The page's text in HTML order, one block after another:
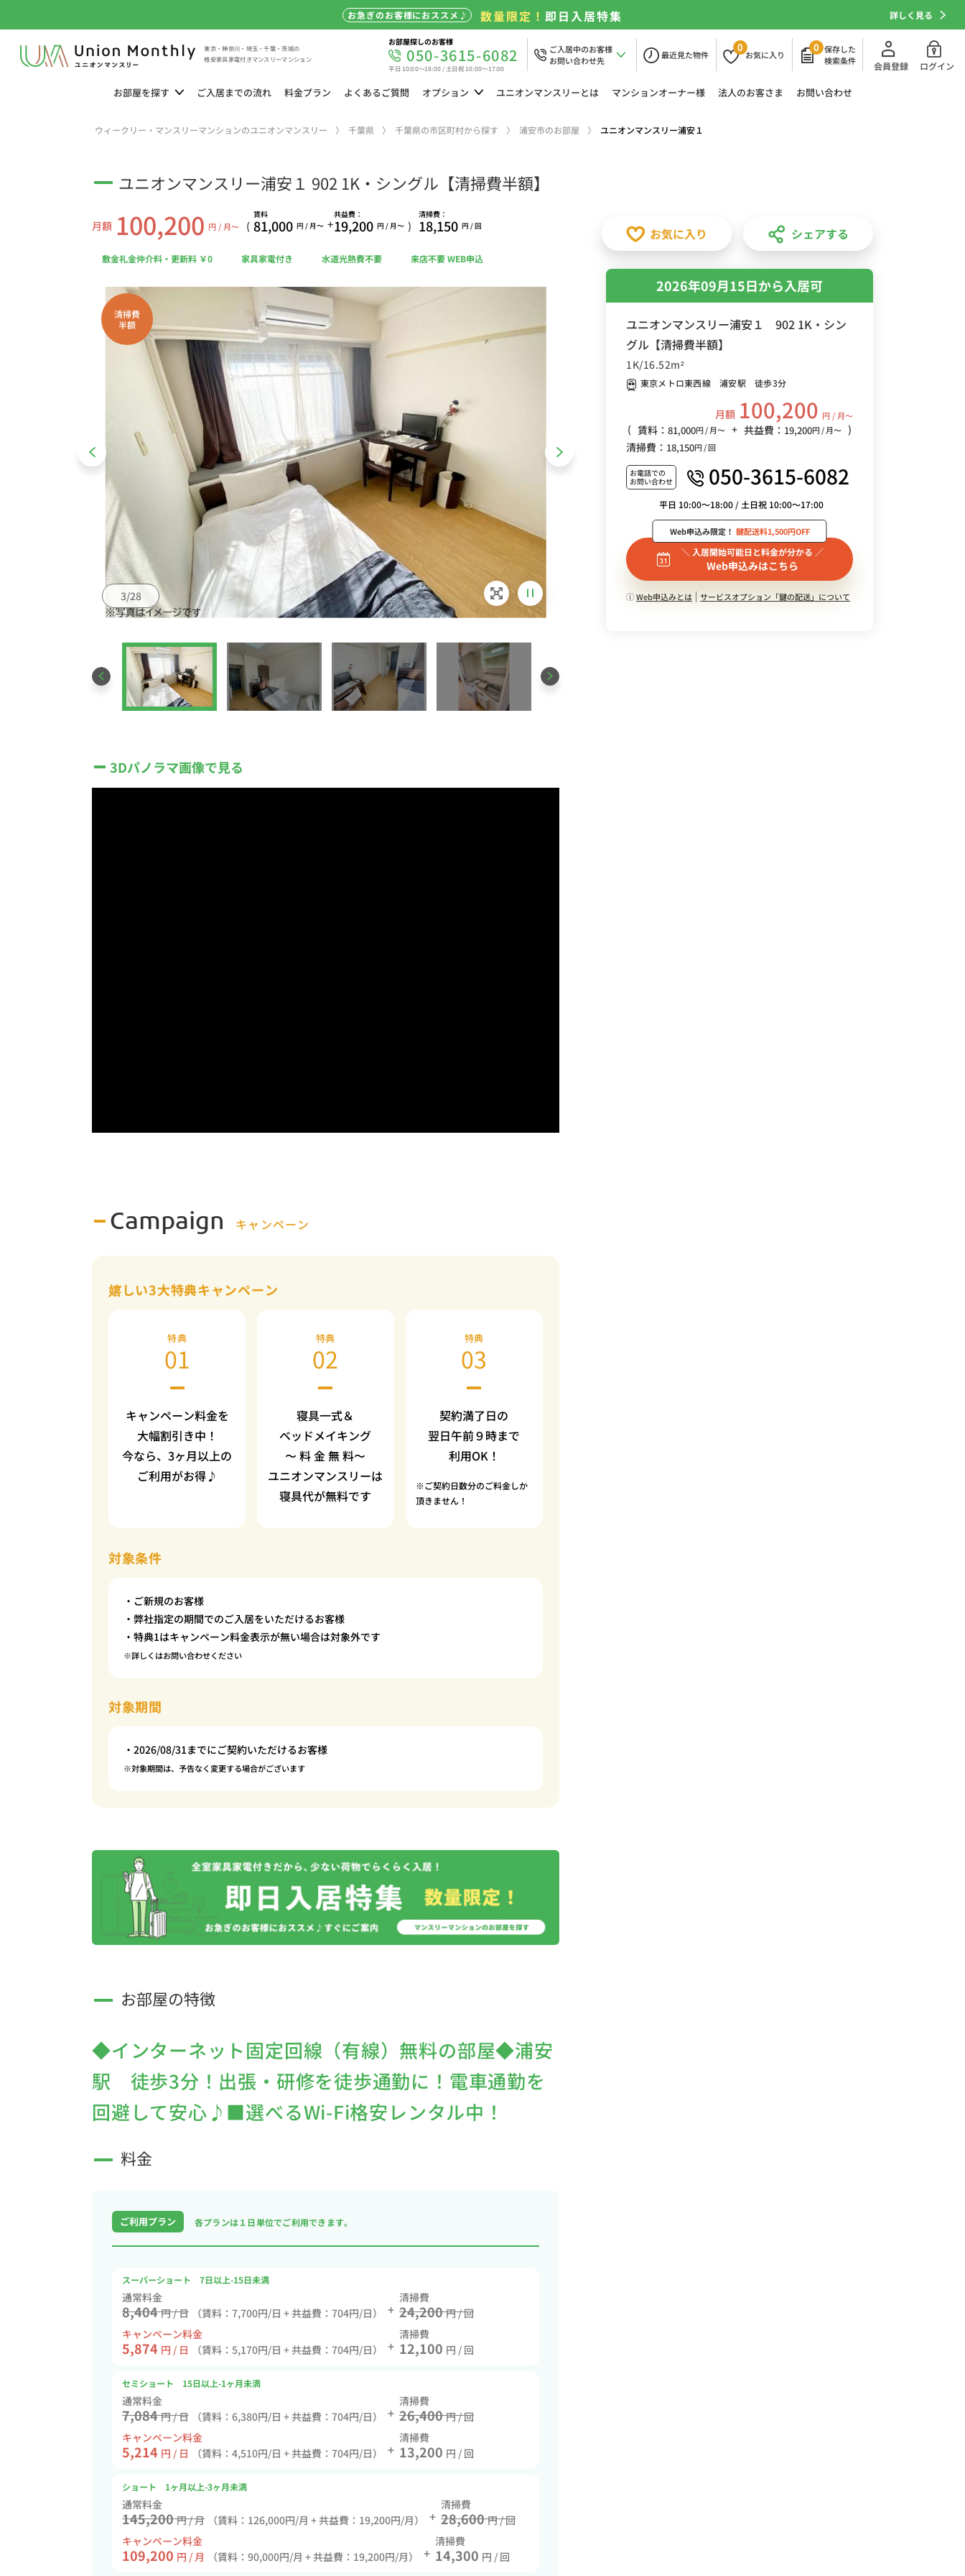
お急ぎのお客様におススメ♪ 数量限定！即日入居特集 詳しく見る
東京・神奈川・埼玉・千葉・茨城の
格安家具家電付きマンスリーマンション
お部屋探しのお客様
050-3615-6082
平日 10:00～18:00 / 土日祝 10:00～17:00
ご入居中のお客様
お問い合わせ先
最近見た物件
0
お気に入り
0 保存した
検索条件
会員登録 ログイン
お部屋を探す ご入居までの流れ 料金プラン よくあるご質問 オプション ユニオンマンスリーとは マンションオーナー様 法人のお客さま お問い合わせ
ウィークリー・マンスリーマンションのユニオンマンスリー 千葉県 千葉県の市区町村から探す 浦安市のお部屋 ユニオンマンスリー浦安１
ユニオンマンスリー浦安１ 902 1K・シングル【清掃費半額】
月額 100,200 円 / 月〜 (
賃料
81,000 円 / 月〜 +
共益費：
19,200 円 / 月〜 )
清掃費：
18,150 円 / 回
敷金礼金仲介料・更新料 ￥0 家具家電付き 水道光熱費不要 来店不要 WEB申込
お気に入り シェアする
清掃費
半額
3/28
3Dパノラマ画像で見る
Campaign キャンペーン
嬉しい3大特典キャンペーン
特典
01
キャンペーン料金を
大幅割引き中！
今なら、3ヶ月以上の
ご利用がお得♪
特典
02
寝具一式＆
ベッドメイキング
〜 料 金 無 料〜
ユニオンマンスリーは
寝具代が無料です
特典
03
契約満了日の
翌日午前９時まで
利用OK！
※ご契約日数分のご料金しか
頂きません！
対象条件
・ご新規のお客様
・弊社指定の期間でのご入居をいただけるお客様
・特典1はキャンペーン料金表示が無い場合は対象外です
※詳しくはお問い合わせください
対象期間
・2026/08/31までにご契約いただけるお客様
※対象期間は、予告なく変更する場合がございます
お部屋の特徴
◆インターネット固定回線（有線）無料の部屋◆浦安
駅 徒歩3分！出張・研修を徒歩通勤に！電車通勤を
回避して安心♪■選べるWi-Fi格安レンタル中！
料金
ご利用プラン 各プランは１日単位でご利用できます。
スーパーショート 7日以上-15日未満
通常料金
8,404 円 / 日 （賃料：7,700円/日 + 共益費：704円/日） +
清掃費
24,200 円 / 回
キャンペーン料金
5,874 円 / 日 （賃料：5,170円/日 + 共益費：704円/日） +
清掃費
12,100 円 / 回
セミショート 15日以上-1ヶ月未満
通常料金
7,084 円 / 日 （賃料：6,380円/日 + 共益費：704円/日） +
清掃費
26,400 円 / 回
キャンペーン料金
5,214 円 / 日 （賃料：4,510円/日 + 共益費：704円/日） +
清掃費
13,200 円 / 回
ショート 1ヶ月以上-3ヶ月未満
通常料金
145,200 円 / 月 （賃料：126,000円/月 + 共益費：19,200円/月） +
清掃費
28,600 円 / 回
キャンペーン料金
109,200 円 / 月 （賃料：90,000円/月 + 共益費：19,200円/月） +
清掃費
14,300 円 / 回
2026年09月15日から入居可
ユニオンマンスリー浦安１ 902 1K・シン
グル【清掃費半額】
1K/16.52m²
東京メトロ東西線 浦安駅 徒歩3分
月額 100,200 円 / 月〜
( 賃料： 81,000円 / 月〜 + 共益費： 19,200円 / 月〜
)
清掃費： 18,150円 / 回
お電話での
お問い合わせ
050-3615-6082
平日 10:00～18:00 / 土日祝 10:00～17:00
＼ 入居開始可能日と料金が分かる ／
Web申込みはこちら
Web申込み限定！ 鍵配送料1,500円OFF
Web申込みとは サービスオプション「鍵の配送」について